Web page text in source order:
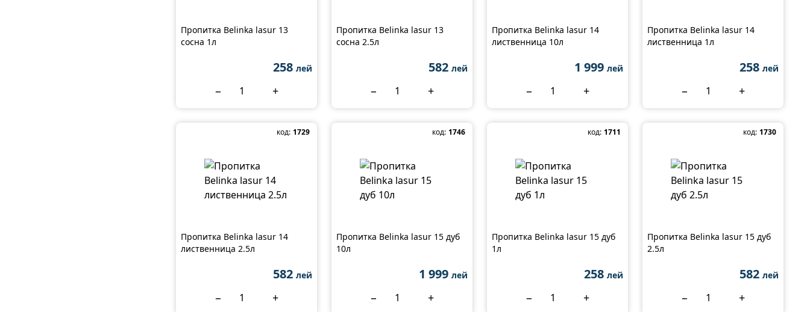
Пропитка Belinka lasur 13
сосна 1л
258 лей
− +
Пропитка Belinka lasur 13
сосна 2.5л
582 лей
− +
Пропитка Belinka lasur 14
лиственница 10л
1 999 лей
− +
Пропитка Belinka lasur 14
лиственница 1л
258 лей
− +
код: 1729
Пропитка Belinka lasur 14
лиственница 2.5л
582 лей
− +
код: 1746
Пропитка Belinka lasur 15 дуб
10л
1 999 лей
− +
код: 1711
Пропитка Belinka lasur 15 дуб
1л
258 лей
− +
код: 1730
Пропитка Belinka lasur 15 дуб
2.5л
582 лей
− +